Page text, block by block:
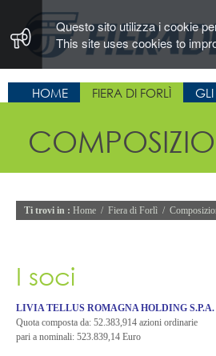
Questo sito utilizza i cookie
This site uses cookies to
HOME FIERA DI FORLÌ GLI
Ti trovi in : Home / Fiera di Forlì /
I soci
LIVIA TELLUS ROMAGNA HOLDING S.P.A.
Quota composta da: 52.383,914 azioni ordinarie
pari a nominali: 523.839,14 Euro